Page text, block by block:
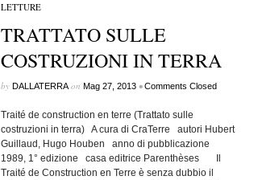
LETTURE
TRATTATO SULLE
COSTRUZIONI IN TERRA
by DALLATERRAon Mag 27, 2013 •Comments Closed
Traité de construction en terre (Trattato sulle
costruzioni in terra) A cura di CraTerre autori Hubert
Guillaud, Hugo Houben anno di pubblicazione
1989, 1° edizione casa editrice Parenthèses Il
Traité de Construction en Terre è senza dubbio il